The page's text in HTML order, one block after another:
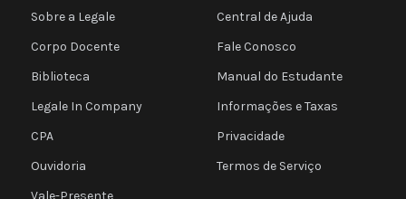
Sobre a Legale
Corpo Docente
Biblioteca
Legale In Company
CPA
Ouvidoria
Central de Ajuda
Fale Conosco
Manual do Estudante
Informações e Taxas
Privacidade
Termos de Serviço